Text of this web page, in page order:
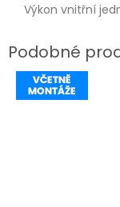
Výkon vnitřní